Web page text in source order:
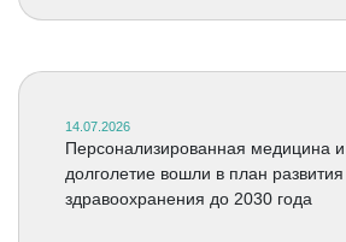
14.07.2026
Персонализированная медицина
долголетие вошли в план развития
здравоохранения до 2030 года